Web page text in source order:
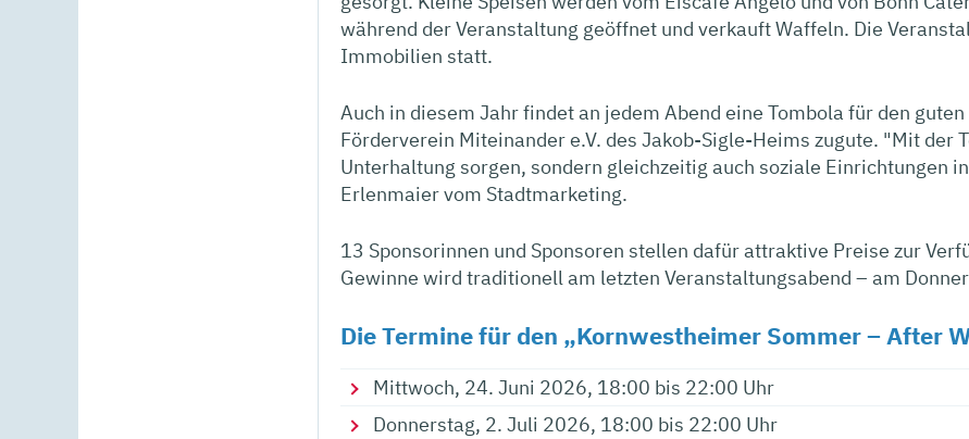
während der Veranstaltung geöffnet und verkauft Waffeln. Die
Immobilien statt.
Auch in diesem Jahr findet an jedem Abend eine Tombola für den
Förderverein Miteinander e.V. des Jakob-Sigle-Heims zugute. "Mit der
Unterhaltung sorgen, sondern gleichzeitig auch soziale Einrichtungen
Erlenmaier vom Stadtmarketing.
13 Sponsorinnen und Sponsoren stellen dafür attraktive Preise zur
Gewinne wird traditionell am letzten Veranstaltungsabend – am
Die Termine für den „Kornwestheimer Sommer – After
Mittwoch, 24. Juni 2026, 18:00 bis 22:00 Uhr
Donnerstag, 2. Juli 2026, 18:00 bis 22:00 Uhr